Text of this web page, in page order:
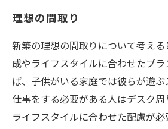
理想の間取り
新築の理想の間取りについて考え
成やライフスタイルに合わせたプ
ば、子供がいる家庭では彼らが遊ぶ
仕事をする必要がある人はデスク周
ライフスタイルに合わせた配慮が必